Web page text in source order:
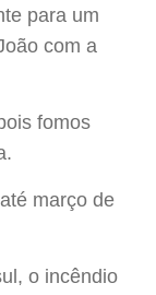
para um
com a
fomos
março de
o incêndio